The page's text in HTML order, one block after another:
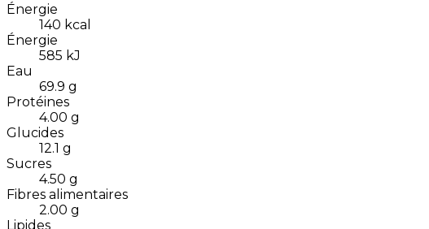
Énergie
140 kcal
Énergie
585 kJ
Eau
69.9 g
Protéines
4.00 g
Glucides
12.1 g
Sucres
4.50 g
Fibres alimentaires
2.00 g
Lipides